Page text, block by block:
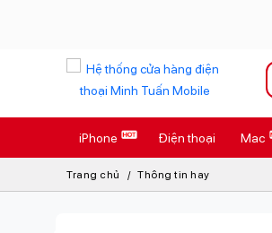
iPhone Điện thoại Mac
Trang chủ Thông tin hay